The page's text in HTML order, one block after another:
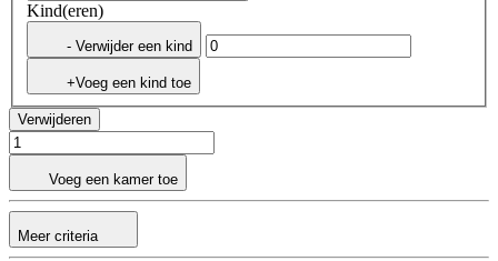
Kind(eren)
- Verwijder een kind
+Voeg een kind toe
Verwijderen
Voeg een kamer toe
Meer criteria